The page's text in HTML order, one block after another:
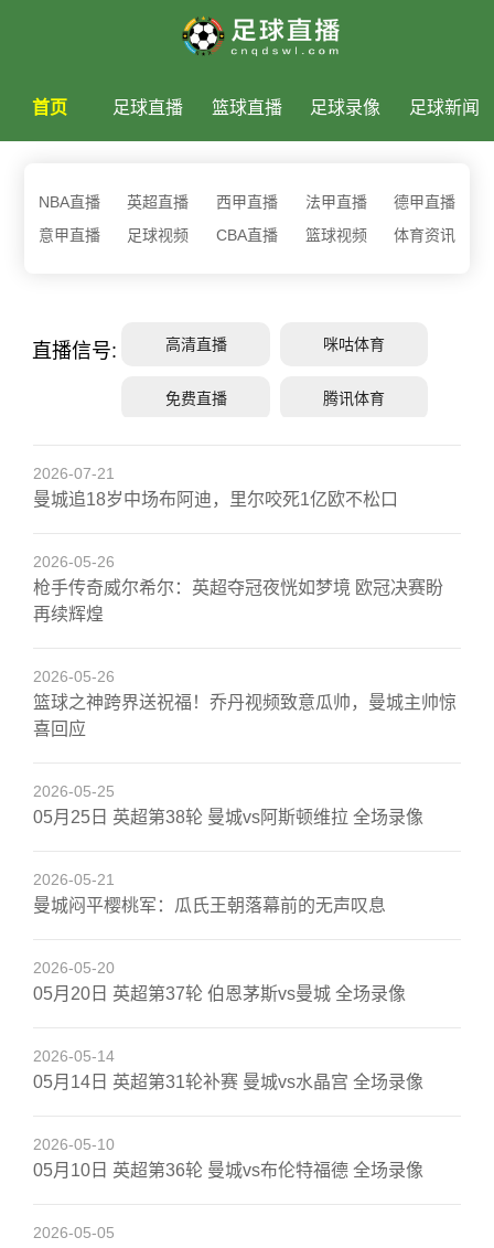
首页 足球直播 篮球直播 足球录像 足球新闻
NBA直播 英超直播 西甲直播 法甲直播
德甲直播
意甲直播
足球视频 CBA直播 篮球视频 体育资讯
直播信号: 高清直播 咪咕体育
免费直播 腾讯体育
2026-07-21
曼城追18岁中场布阿迪，里尔咬死1亿欧不松口
2026-05-26
枪手传奇威尔希尔：英超夺冠夜恍如梦境 欧冠决赛盼
再续辉煌
2026-05-26
篮球之神跨界送祝福！乔丹视频致意瓜帅，曼城主帅惊
喜回应
2026-05-25
05月25日 英超第38轮 曼城vs阿斯顿维拉 全场录像
2026-05-21
曼城闷平樱桃军：瓜氏王朝落幕前的无声叹息
2026-05-20
05月20日 英超第37轮 伯恩茅斯vs曼城 全场录像
2026-05-14
05月14日 英超第31轮补赛 曼城vs水晶宫 全场录像
2026-05-10
05月10日 英超第36轮 曼城vs布伦特福德 全场录像
2026-05-05